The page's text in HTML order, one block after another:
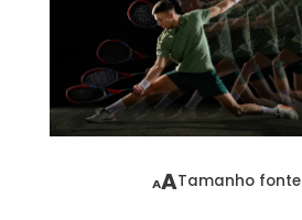
AATamanho fonte